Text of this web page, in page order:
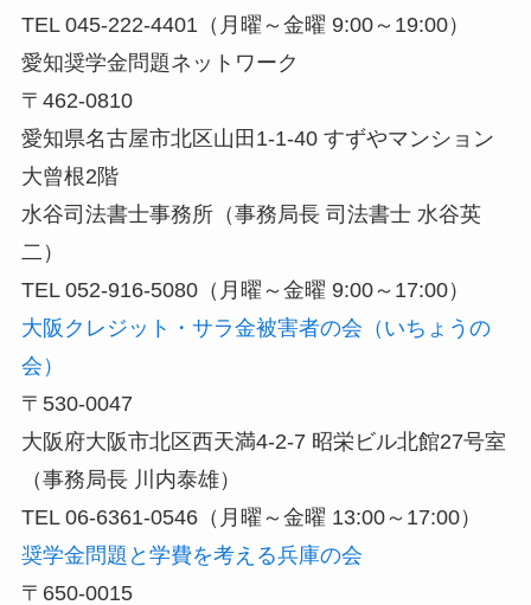
TEL 045-222-4401（月曜～金曜 9:00～19:00）
愛知奨学金問題ネットワーク
〒462-0810
愛知県名古屋市北区山田1-1-40 すずやマンション
大曾根2階
水谷司法書士事務所（事務局長 司法書士 水谷英
二）
TEL 052-916-5080（月曜～金曜 9:00～17:00）
大阪クレジット・サラ金被害者の会（いちょうの
会）
〒530-0047
大阪府大阪市北区西天満4-2-7 昭栄ビル北館27号室
（事務局長 川内泰雄）
TEL 06-6361-0546（月曜～金曜 13:00～17:00）
奨学金問題と学費を考える兵庫の会
〒650-0015